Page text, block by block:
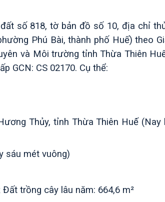
số 818, tờ bản đồ số 10, địa chỉ
Phú Bài, thành phố Huế) theo
và Môi trường tỉnh Thừa Thiên
GCN: CS 02170. Cụ thể:
Thủy, tỉnh Thừa Thiên Huế́
sáu mét vuông)
trồng cây lâu năm: 664,6 m²